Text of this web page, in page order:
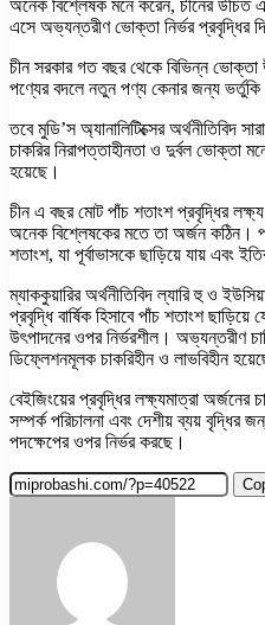
অনেক বিশ্লেষক মনে করেন, চীনের উচিত
এসে অভ্যন্তরীণ ভোক্তা নির্ভর প্রবৃদ্ধির
চীন সরকার গত বছর থেকে বিভিন্ন
পণ্যের বদলে নতুন পণ্য কেনার জন্য
তবে মুডি’স অ্যানালিটিক্সের অর্থনীতিবিদ
চাকরির নিরাপত্তাহীনতা ও দুর্বল ভোক্তা
হয়েছে।
চীন এ বছর মোট পাঁচ শতাংশ প্রবৃদ্ধির
অনেক বিশ্লেষকের মতে তা অর্জন কঠিন।
শতাংশ, যা পূর্বাভাসকে ছাড়িয়ে যায় এবং
ম্যাককুয়ারির অর্থনীতিবিদ ল্যারি হু ও
প্রবৃদ্ধি বার্ষিক হিসাবে পাঁচ শতাংশ
উৎপাদনের ওপর নির্ভরশীল। অভ্যন্তরীণ
ডিফ্লেশনমূলক চাকরিহীন ও লাভবিহীন
বেইজিংয়ের প্রবৃদ্ধির লক্ষ্যমাত্রা অর্জনের
সম্পর্ক পরিচালনা এবং দেশীয় ব্যয় বৃদ্ধির
পদক্ষেপের ওপর নির্ভর করছে।